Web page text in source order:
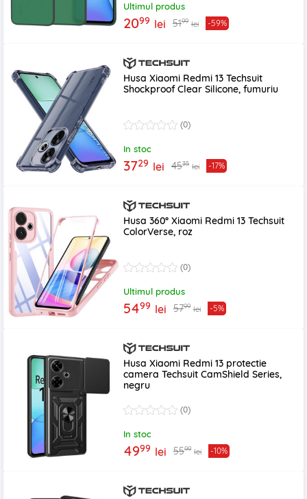
Ultimul produs
2099 lei 5199 lei -59%
Husa Xiaomi Redmi 13 Techsuit
Shockproof Clear Silicone, fumuriu
(0)
In stoc
3729 lei 4535 lei -17%
Husa 360° Xiaomi Redmi 13 Techsuit
ColorVerse, roz
(0)
Ultimul produs
5499 lei 5799 lei -5%
Husa Xiaomi Redmi 13 protectie
camera Techsuit CamShield Series,
negru
(0)
In stoc
4999 lei 5599 lei -10%